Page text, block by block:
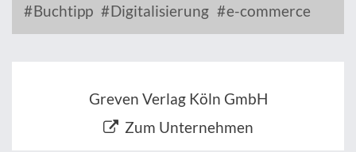
Buchtipp Digitalisierung e-commerce
Greven Verlag Köln GmbH
Zum Unternehmen